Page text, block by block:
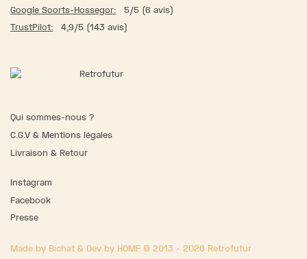
Google Soorts-Hossegor:
5/5 (6 avis)
TrustPilot:
4,9/5 (143 avis)
Qui sommes-nous ?
C.G.V & Mentions légales
Livraison & Retour
Instagram
Facebook
Presse
Made by Bichat & Dev by HOMF © 2013 - 2026 Retrofutur